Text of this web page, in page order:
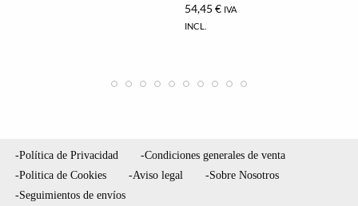
54,45€ IVA
INCL.
-Política de Privacidad
-Condiciones generales de venta
-Politica de Cookies
-Aviso legal
-Sobre Nosotros
-Seguimientos de envíos